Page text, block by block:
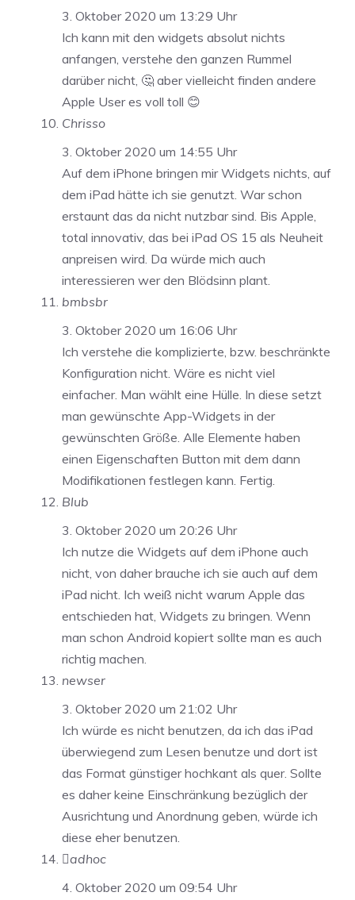
3. Oktober 2020 um 13:29 Uhr
Ich kann mit den widgets absolut nichts
anfangen, verstehe den ganzen Rummel
darüber nicht, 🤔 aber vielleicht finden andere
Apple User es voll toll 😊
Chrisso
3. Oktober 2020 um 14:55 Uhr
Auf dem iPhone bringen mir Widgets nichts, auf
dem iPad hätte ich sie genutzt. War schon
erstaunt das da nicht nutzbar sind. Bis Apple,
total innovativ, das bei iPad OS 15 als Neuheit
anpreisen wird. Da würde mich auch
interessieren wer den Blödsinn plant.
bmbsbr
3. Oktober 2020 um 16:06 Uhr
Ich verstehe die komplizierte, bzw. beschränkte
Konfiguration nicht. Wäre es nicht viel
einfacher. Man wählt eine Hülle. In diese setzt
man gewünschte App-Widgets in der
gewünschten Größe. Alle Elemente haben
einen Eigenschaften Button mit dem dann
Modifikationen festlegen kann. Fertig.
Blub
3. Oktober 2020 um 20:26 Uhr
Ich nutze die Widgets auf dem iPhone auch
nicht, von daher brauche ich sie auch auf dem
iPad nicht. Ich weiß nicht warum Apple das
entschieden hat, Widgets zu bringen. Wenn
man schon Android kopiert sollte man es auch
richtig machen.
newser
3. Oktober 2020 um 21:02 Uhr
Ich würde es nicht benutzen, da ich das iPad
überwiegend zum Lesen benutze und dort ist
das Format günstiger hochkant als quer. Sollte
es daher keine Einschränkung bezüglich der
Ausrichtung und Anordnung geben, würde ich
diese eher benutzen.
adhoc
4. Oktober 2020 um 09:54 Uhr